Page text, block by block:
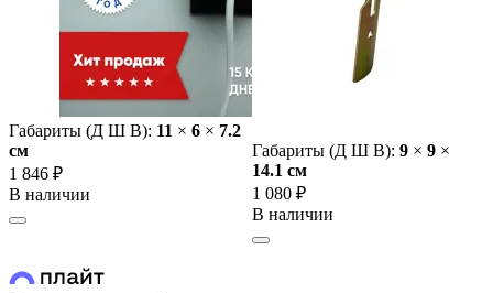
Габариты (Д Ш В): 11 × 6 × 7.2
cм
1 846 ₽
В наличии
Габариты (Д Ш В): 9 × 9 ×
14.1 cм
1 080 ₽
В наличии